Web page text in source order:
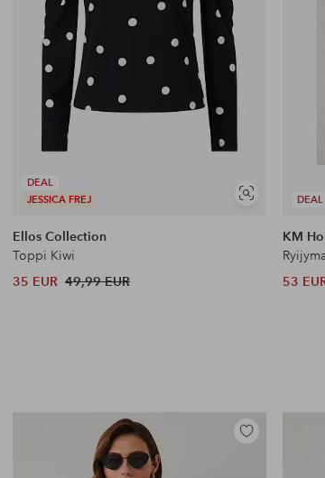
DEAL
JESSICA FREJ
Näytä
Ellos Collection
Toppi Kiwi
35 EUR 49,99 EUR
DEAL
KM
53
Lisää